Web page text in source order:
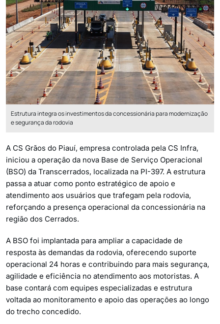
Estrutura integra os investimentos da concessionária para modernização
e segurança da rodovia
A CS Grãos do Piauí, empresa controlada pela CS Infra,
iniciou a operação da nova Base de Serviço Operacional
(BSO) da Transcerrados, localizada na PI-397. A estrutura
passa a atuar como ponto estratégico de apoio e
atendimento aos usuários que trafegam pela rodovia,
reforçando a presença operacional da concessionária na
região dos Cerrados.
A BSO foi implantada para ampliar a capacidade de
resposta às demandas da rodovia, oferecendo suporte
operacional 24 horas e contribuindo para mais segurança,
agilidade e eficiência no atendimento aos motoristas. A
base contará com equipes especializadas e estrutura
voltada ao monitoramento e apoio das operações ao longo
do trecho concedido.